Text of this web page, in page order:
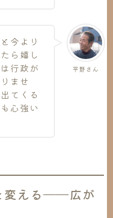
平野さん
今より
ら嬉し
行政が
ませ
てくる
心強い
変える――広が